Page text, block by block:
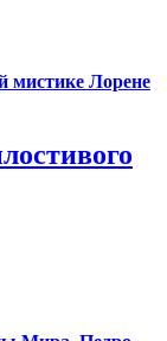
мистике Лорене